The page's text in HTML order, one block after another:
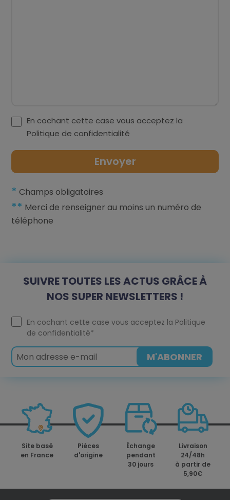
En cochant cette case vous acceptez la
Politique de confidentialité
* Champs obligatoires
** Merci de renseigner au moins un numéro de
téléphone
SUIVRE TOUTES LES ACTUS GRÂCE À
NOS SUPER NEWSLETTERS !
En cochant cette case vous acceptez la Politique
de confidentialité*
Site basé
en France
Pièces
d'origine
Échange
pendant
30 jours
Livraison
24/48h
à partir de
5,90€